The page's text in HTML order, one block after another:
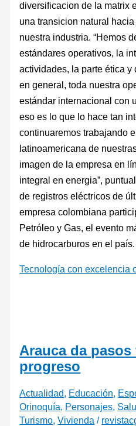
diversificacion de la matrix
una transicion natural
nuestra industria. “Hemos
estándares operativos, la
actividades, la parte ética y
en general, toda nuestra
estándar internacional con
eso es lo que lo hace tan
continuaremos trabajando
latinoamericana de
imagen de la empresa en
integral en energia”,
de registros eléctricos de
empresa colombiana
Petróleo y Gas, el evento
de hidrocarburos en el país.
Tecnología con excelencia
Arauca da pasos
progreso
Actualidad, Educación,
Orinoquía, Personajes,
Turismo,Vivienda /